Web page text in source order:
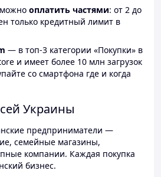
оплатить частями: от 2 до
только кредитный лимит в
— в топ-3 категории «Покупки» в
и имеет более 10 млн загрузок
со смартфона где и когда
Украины
предприниматели —
семейные магазины,
компании. Каждая покупка
бизнес.